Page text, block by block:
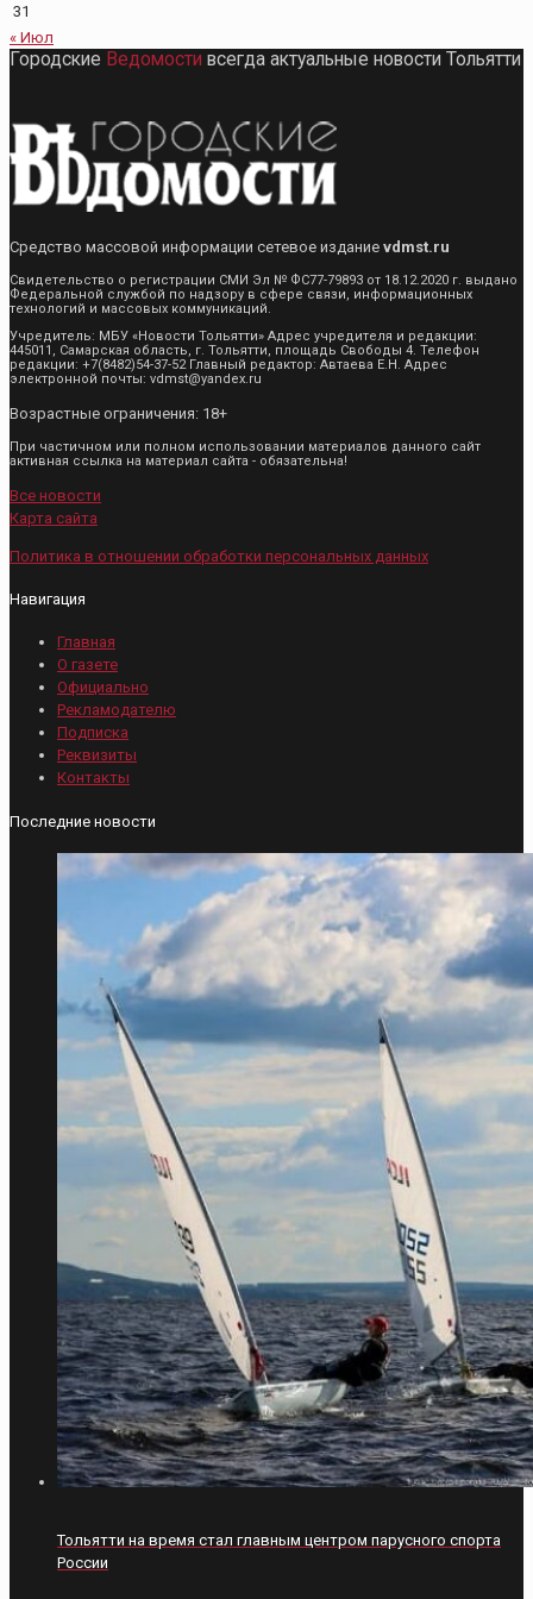
31
« Июл
Городские Ведомости всегда актуальные новости Тольятти
Средство массовой информации сетевое издание vdmst.ru
Свидетельство о регистрации СМИ Эл № ФС77-79893 от 18.12.2020 г. выдано
Федеральной службой по надзору в сфере связи, информационных
технологий и массовых коммуникаций.
Учредитель: МБУ «Новости Тольятти» Адрес учредителя и редакции:
445011, Самарская область, г. Тольятти, площадь Свободы 4. Телефон
редакции: +7(8482)54-37-52 Главный редактор: Автаева Е.Н. Адрес
электронной почты: vdmst@yandex.ru
Возрастные ограничения: 18+
При частичном или полном использовании материалов данного сайт
активная ссылка на материал сайта - обязательна!
Все новости
Карта сайта
Политика в отношении обработки персональных данных
Навигация
Главная
О газете
Официально
Рекламодателю
Подписка
Реквизиты
Контакты
Последние новости
Тольятти на время стал главным центром парусного спорта
России